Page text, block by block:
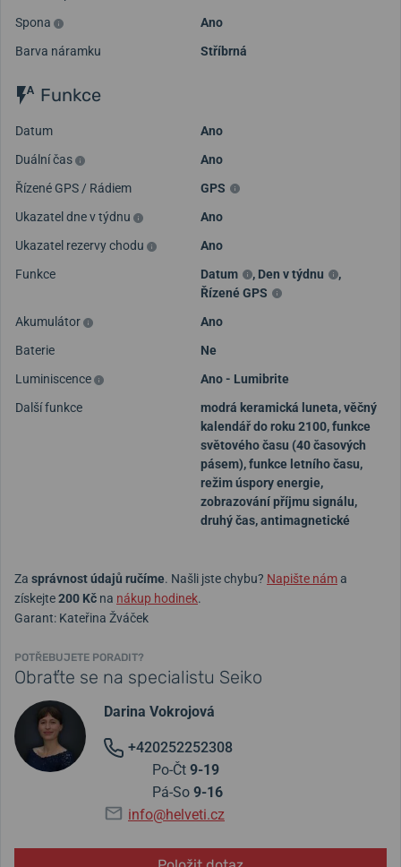
Spona
Ano
Barva náramku
Stříbrná
Funkce
Datum
Ano
Duální čas
Ano
Řízené GPS / Rádiem
GPS
Ukazatel dne v týdnu
Ano
Ukazatel rezervy chodu
Ano
Funkce
Datum , Den v týdnu
,
Řízené GPS
Akumulátor
Ano
Baterie
Ne
Luminiscence
Ano - Lumibrite
Další funkce
modrá keramická luneta, věčný
kalendář do roku 2100, funkce
světového času (40 časových
pásem), funkce letního času,
režim úspory energie,
zobrazování příjmu signálu,
druhý čas, antimagnetické
Za správnost údajů ručíme. Našli jste chybu? Napište náma
získejte200 Kč na nákup hodinek.
Garant: Kateřina Žváček
POTŘEBUJETE PORADIT?
Obraťte se na specialistu Seiko
Darina Vokrojová
+420252252308
Po-Čt 9-19
Pá-So 9-16
info@helveti.cz